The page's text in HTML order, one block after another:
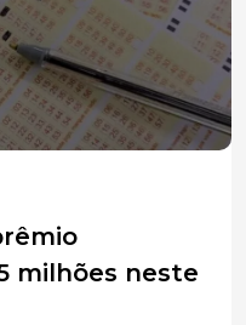
282 e
ao